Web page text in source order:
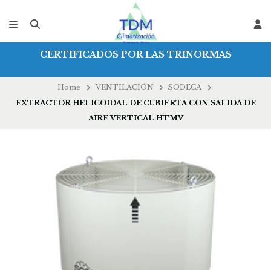
CERTIFICADOS POR LAS TRINORMAS
Home VENTILACIÓN
SODECA
EXTRACTOR HELICOIDAL DE CUBIERTA CON SALIDA DE
AIRE VERTICAL HTMV